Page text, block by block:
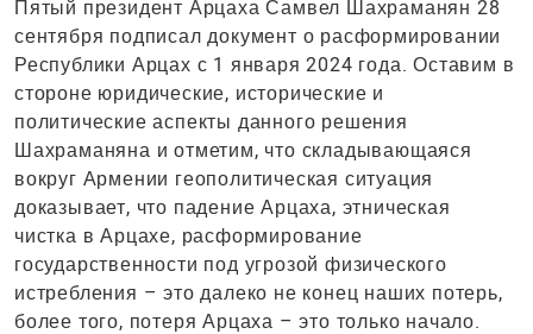
Пятый президент Арцаха Самвел Шахраманян 28
сентября подписал документ о расформировании
Республики Арцах с 1 января 2024 года. Оставим в
стороне юридические, исторические и
политические аспекты данного решения
Шахраманяна и отметим, что складывающаяся
вокруг Армении геополитическая ситуация
доказывает, что падение Арцаха, этническая
чистка в Арцахе, расформирование
государственности под угрозой физического
истребления – это далеко не конец наших потерь,
более того, потеря Арцаха – это только начало.